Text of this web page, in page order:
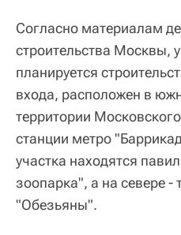
Согласно материалам
строительства Москвы,
планируется
входа, расположен в
территории
станции метро
участка находятся
зоопарка", а на севере -
"Обезьяны".